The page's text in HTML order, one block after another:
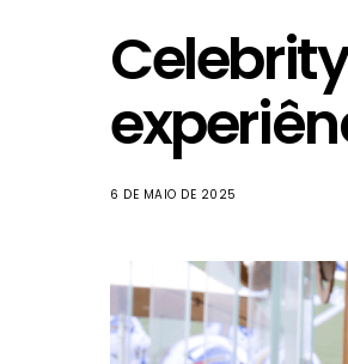
6 DE MAIO DE 2025